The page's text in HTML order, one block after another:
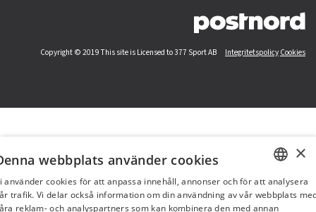
Copyright © 2019 This site is Licensed to 377 Sport AB Integritetspolicy Cookies
SWEDISH
×
webbplats använder cookies
använder cookies för att anpassa innehåll, annonser och för att analysera
trafik. Vi delar också information om din användning av vår webbplats
reklam- och analyspartners som kan kombinera den med annan